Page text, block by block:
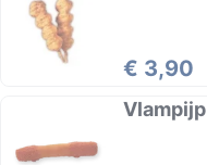
€ 3,90
Vlampijp